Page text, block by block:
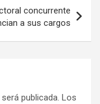
concurrente
a sus cargos
publicada. Los